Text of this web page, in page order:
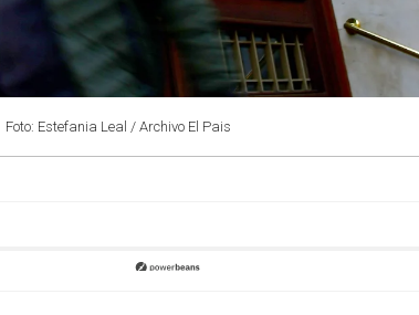
Foto: Estefania Leal / Archivo El Pais